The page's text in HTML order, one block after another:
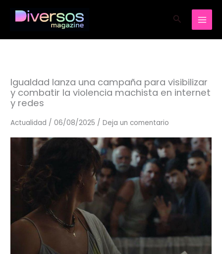
Buscar
Igualdad lanza una campaña para visibilizar
y combatir la violencia machista en internet
y redes
Actualidad /06/08/2025 /Deja un comentario